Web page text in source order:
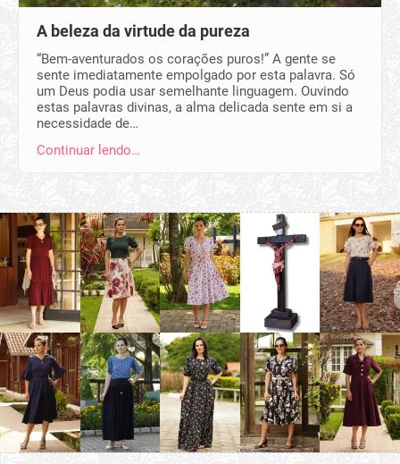
A beleza da virtude da pureza
“Bem-aventurados os corações puros!” A gente se
sente imediatamente empolgado por esta palavra. Só
um Deus podia usar semelhante linguagem. Ouvindo
estas palavras divinas, a alma delicada sente em si a
necessidade de…
Continuar lendo…